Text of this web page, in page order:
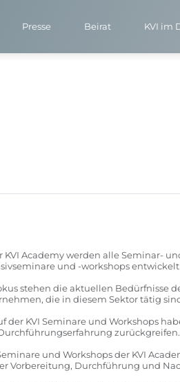
KVI Academy werden alle Seminar-
und -workshops
stehen die aktuellen Bedürfnisse
die in diesem Sektor tätig
der KVI Seminare und Workshops
zurückgreifen.
und Workshops der KVI
Vorbereitung, Durchführung und
Presse Beirat KVI im